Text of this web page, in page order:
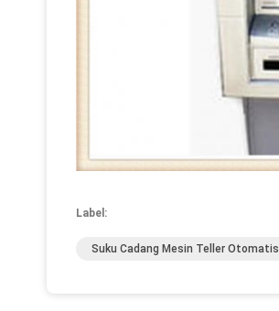
Label:
Suku Cadang Mesin Teller Otomatis